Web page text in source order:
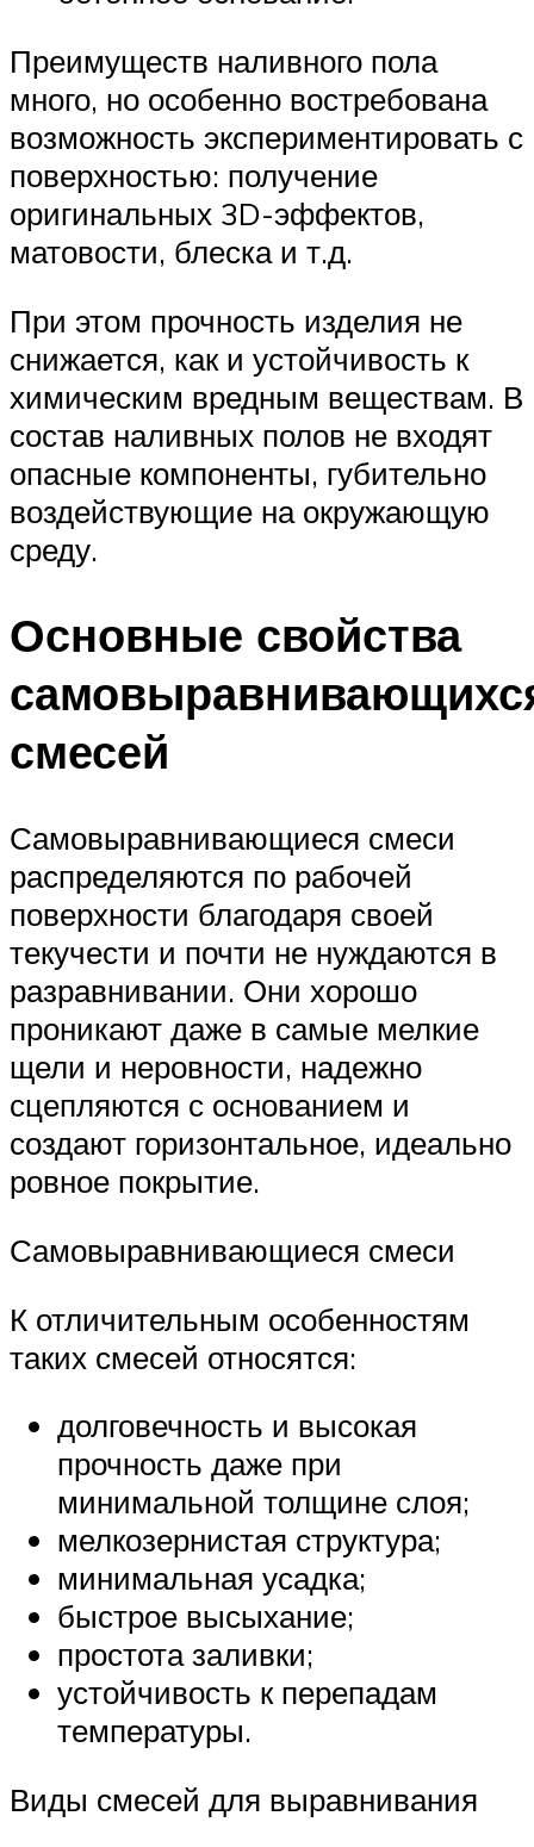
Преимуществ наливного пола
много, но особенно востребована
возможность экспериментировать с
поверхностью: получение
оригинальных 3D-эффектов,
матовости, блеска и т.д.
При этом прочность изделия не
снижается, как и устойчивость к
химическим вредным веществам. В
состав наливных полов не входят
опасные компоненты, губительно
воздействующие на окружающую
среду.
Основные свойства
смесей
Самовыравнивающиеся смеси
распределяются по рабочей
поверхности благодаря своей
текучести и почти не нуждаются в
разравнивании. Они хорошо
проникают даже в самые мелкие
щели и неровности, надежно
сцепляются с основанием и
создают горизонтальное, идеально
ровное покрытие.
Самовыравнивающиеся смеси
К отличительным особенностям
таких смесей относятся:
долговечность и высокая
прочность даже при
минимальной толщине слоя;
мелкозернистая структура;
минимальная усадка;
быстрое высыхание;
простота заливки;
устойчивость к перепадам
температуры.
Виды смесей для выравнивания